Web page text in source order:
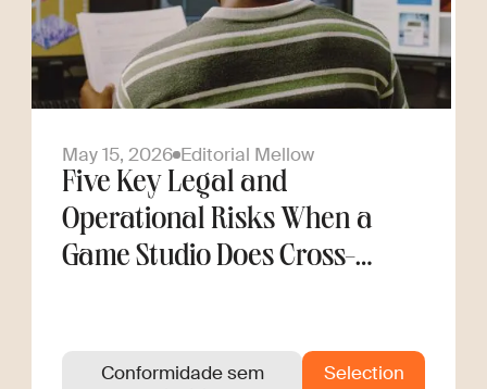
May 15, 2026 Editorial Mellow
Five Key Legal and
Operational Risks When a
Game Studio Does Cross-
Conformidade sem
Selection